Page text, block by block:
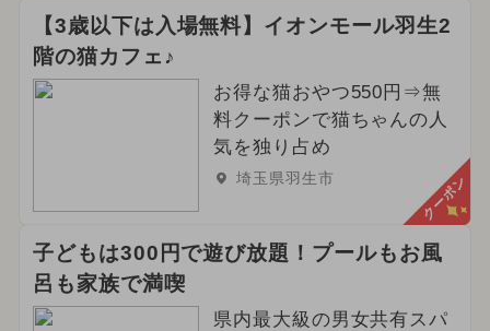
【3歳以下は入場無料】イオンモール羽生2
階の猫カフェ♪
お得な猫おやつ550円⇒無
料クーポンで猫ちゃんの人
気を独り占め
埼玉県羽生市 クーポン
子どもは300円で遊び放題！プールもお風
呂も家族で満喫
県内最大級の男女共有スパ